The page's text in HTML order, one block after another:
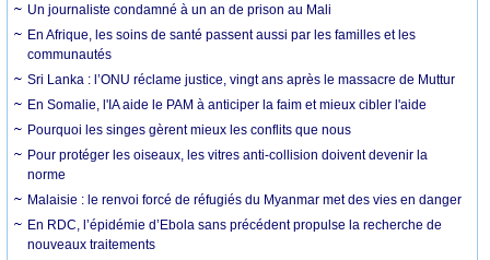
Un journaliste condamné à un an de prison au Mali
En Afrique, les soins de santé passent aussi par les familles et les
communautés
Sri Lanka : l’ONU réclame justice, vingt ans après le massacre de Muttur
En Somalie, l'IA aide le PAM à anticiper la faim et mieux cibler l'aide
Pourquoi les singes gèrent mieux les conflits que nous
Pour protéger les oiseaux, les vitres anti-collision doivent devenir la
norme
Malaisie : le renvoi forcé de réfugiés du Myanmar met des vies en danger
En RDC, l’épidémie d’Ebola sans précédent propulse la recherche de
nouveaux traitements